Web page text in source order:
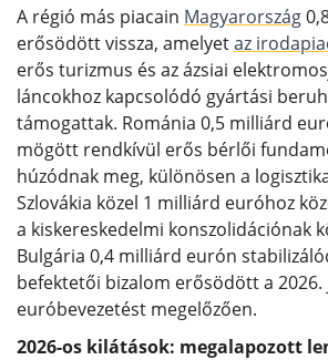
A régió más piacain Magyarország
erősödött vissza, amelyetaz
erős turizmus és az ázsiai
láncokhoz kapcsolódó gyártási
támogattak. Románia 0,5 milliárd
mögött rendkívül erős bérlői
húzódnak meg, különösen a
Szlovákia közel 1 milliárd euróhoz
a kiskereskedelmi konszolidációnak
Bulgária 0,4 milliárd eurón
befektetői bizalom erősödött a 2026.
euróbevezetést megelőzően.
2026-os kilátások: megalapozott